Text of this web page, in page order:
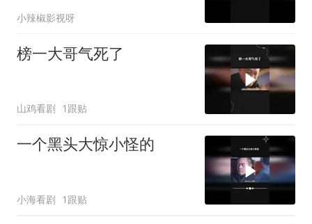
小辣椒影视呀
榜一大哥气死了
山鸡看剧 1跟贴
一个黑头大惊小怪的
小海看剧 1跟贴